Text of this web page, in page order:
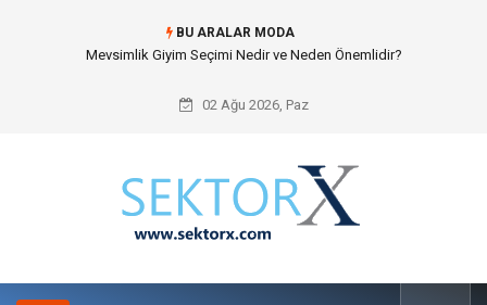
BU ARALAR MODA
Mevsimlik Giyim Seçimi Nedir ve Neden Önemlidir?
02 Ağu 2026, Paz